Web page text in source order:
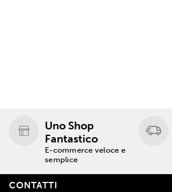
Uno Shop
Fantastico
E-commerce veloce e
semplice
CONTATTI